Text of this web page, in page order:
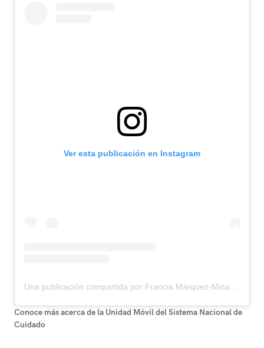
Ver esta publicación en Instagram
Una publicación compartida por Francia Márquez-Mina (@franciamarquezm)
Conoce más acerca de la Unidad Móvil del Sistema Nacional de
Cuidado